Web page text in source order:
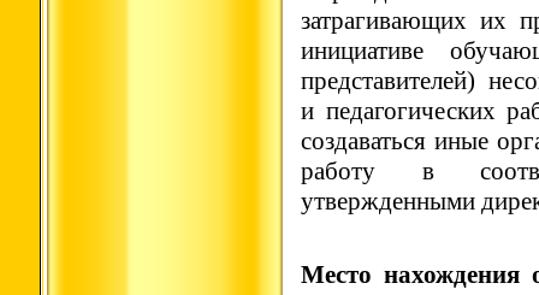
затрагивающих их
инициативе
представителей)
и педагогических
создаваться иные
работу в
утвержденными
Место нахождения